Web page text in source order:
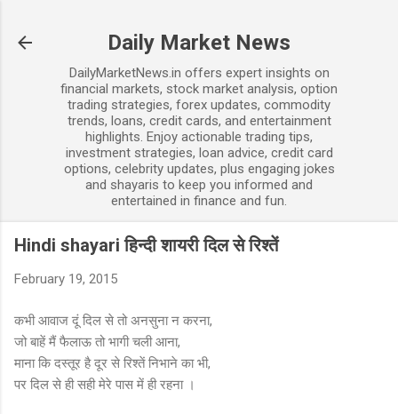
Daily Market News
DailyMarketNews.in offers expert insights on
financial markets, stock market analysis, option
trading strategies, forex updates, commodity
trends, loans, credit cards, and entertainment
highlights. Enjoy actionable trading tips,
investment strategies, loan advice, credit card
options, celebrity updates, plus engaging jokes
and shayaris to keep you informed and
entertained in finance and fun.
Hindi shayari हिन्दी शायरी दिल से रिश्तें
February 19, 2015
कभी आवाज दूं दिल से तो अनसुना न करना,
जो बाहें मैं फैलाऊ तो भागी चली आना,
माना कि दस्तूर है दूर से रिश्तें निभाने का भी,
पर दिल से ही सही मेरे पास में ही रहना ।